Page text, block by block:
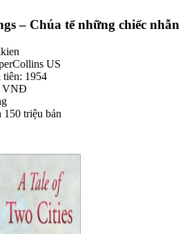
– Chúa tể những chiếc nhẫn
US
tiên: 1954
VNĐ
triệu bản